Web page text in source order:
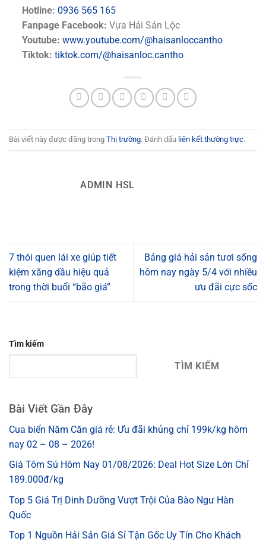
Hotline: 0936 565 165
Fanpage Facebook: Vựa Hải Sản Lộc
Youtube: www.youtube.com/@haisanloccantho
Tiktok: tiktok.com/@haisanloc.cantho
Bài viết này được đăng trong Thị trường. Đánh dấu liên kết thường trực.
ADMIN HSL
7 thói quen lái xe giúp tiết
kiệm xăng dầu hiệu quả
trong thời buổi “bão giá”
Bảng giá hải sản tươi sống
hôm nay ngày 5/4 với nhiều
ưu đãi cực sốc
Tìm kiếm
TÌM KIẾM
Bài Viết Gần Đây
Cua biển Năm Căn giá rẻ: Ưu đãi khủng chỉ 199k/kg hôm
nay 02 – 08 – 2026!
Giá Tôm Sú Hôm Nay 01/08/2026: Deal Hot Size Lớn Chỉ
189.000đ/kg
Top 5 Giá Trị Dinh Dưỡng Vượt Trội Của Bào Ngư Hàn
Quốc
Top 1 Nguồn Hải Sản Giá Sỉ Tận Gốc Uy Tín Cho Khách